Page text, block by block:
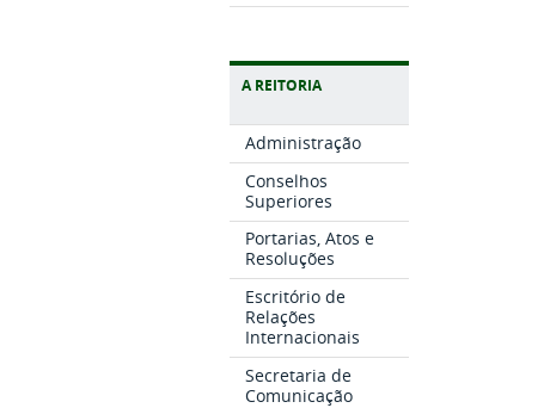
A REITORIA
Administração
Conselhos
Superiores
Portarias, Atos e
Resoluções
Escritório de
Relações
Internacionais
Secretaria de
Comunicação